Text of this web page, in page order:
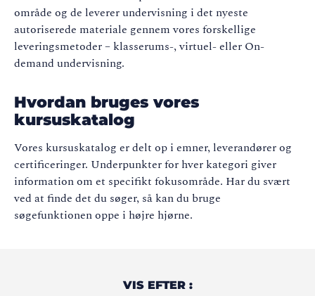
område og de leverer undervisning i det nyeste
autoriserede materiale gennem vores forskellige
leveringsmetoder – klasserums-, virtuel- eller On-
demand undervisning.
Hvordan bruges vores
kursuskatalog
Vores kursuskatalog er delt op i emner, leverandører og
certificeringer. Underpunkter for hver kategori giver
information om et specifikt fokusområde. Har du svært
ved at finde det du søger, så kan du bruge
søgefunktionen oppe i højre hjørne.
VIS EFTER :